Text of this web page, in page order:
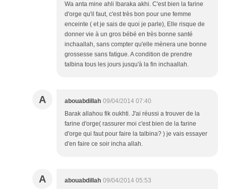
Wa anta mine ahli lbaraka akhi. C'est bien la farine
d'orge qu'il faut, c'est très bon pour une femme
enceinte ( et je sais de quoi je parle), Elle risque de
donner vie à un gros bébé en très bonne santé
inchaallah, sans compter qu'elle mènera une bonne
grossesse sans fatigue. A condition de prendre
talbina tous les jours jusqu'à la fin inchaallah.
A abouabdillah 09/04/2014 07:40
Barak allahou fik oukhti. J'ai réussi a trouver de la
farine d'orge( rassurer moi c'est bien de la farine
d'orge qui faut pour faire la talbina? ) je vais essayer
d'en faire ce soir incha allah.
A abouabdillah 09/04/2014 05:53